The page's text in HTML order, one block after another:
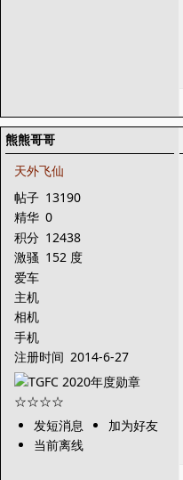
熊熊哥哥
天外飞仙
帖子 13190
精华 0
积分 12438
激骚 152 度
爱车
主机
相机
手机
注册时间 2014-6-27
发短消息
加为好友
当前离线